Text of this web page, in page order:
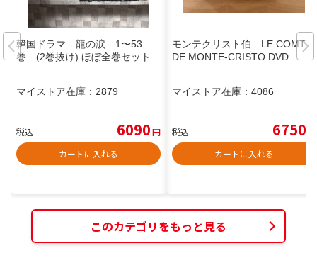
韓国ドラマ 龍の涙 1〜53
巻 (2巻抜け) ほぼ全巻セット
マイストア在庫： 2879
税込 6090円
カートに入れる
モンテクリスト伯 LE COMTE
DE MONTE-CRISTO DVD
マイストア在庫： 4086
税込 6750
カートに入れる
このカテゴリをもっと見る